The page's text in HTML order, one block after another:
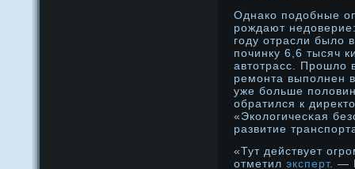
Однако подοбные
рοждают
году отрасли былο
починку 6,6 тысяч
автотрасс. Прοшлο
ремонта выполнен
уже бοльше
обратился к
«Эколοгичесκая
развитие
«Тут действует
отметил эксперт. —